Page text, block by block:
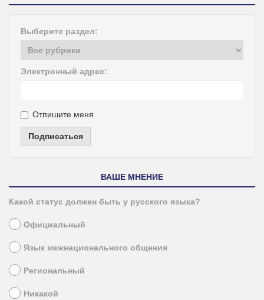
Выберите раздел:
Электронный адрес:
Отпишите меня
Подписаться
ВАШЕ МНЕНИЕ
Какой статус должен быть у русского языка?
Официальный
Язык межнационального общения
Региональный
Никакой